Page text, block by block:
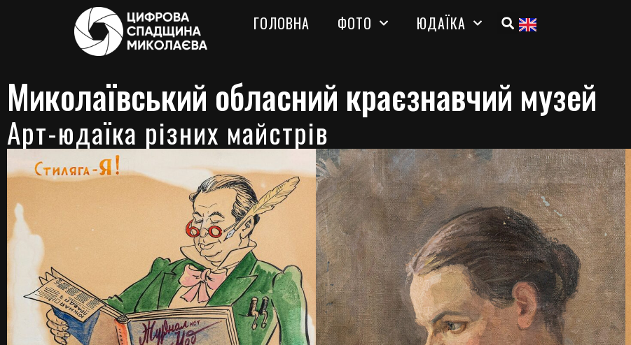
ГОЛОВНА ФОТО ЮДАЇКА
Миколаївський обласний краєзнавчий музей
Арт-юдаїка різних майстрів